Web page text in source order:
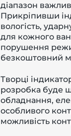
діапазон
Прикріпивши
вологість,
для кожного
порушення
безкоштовний
Творці
розробка буде
обладнання,
особливого
можливість